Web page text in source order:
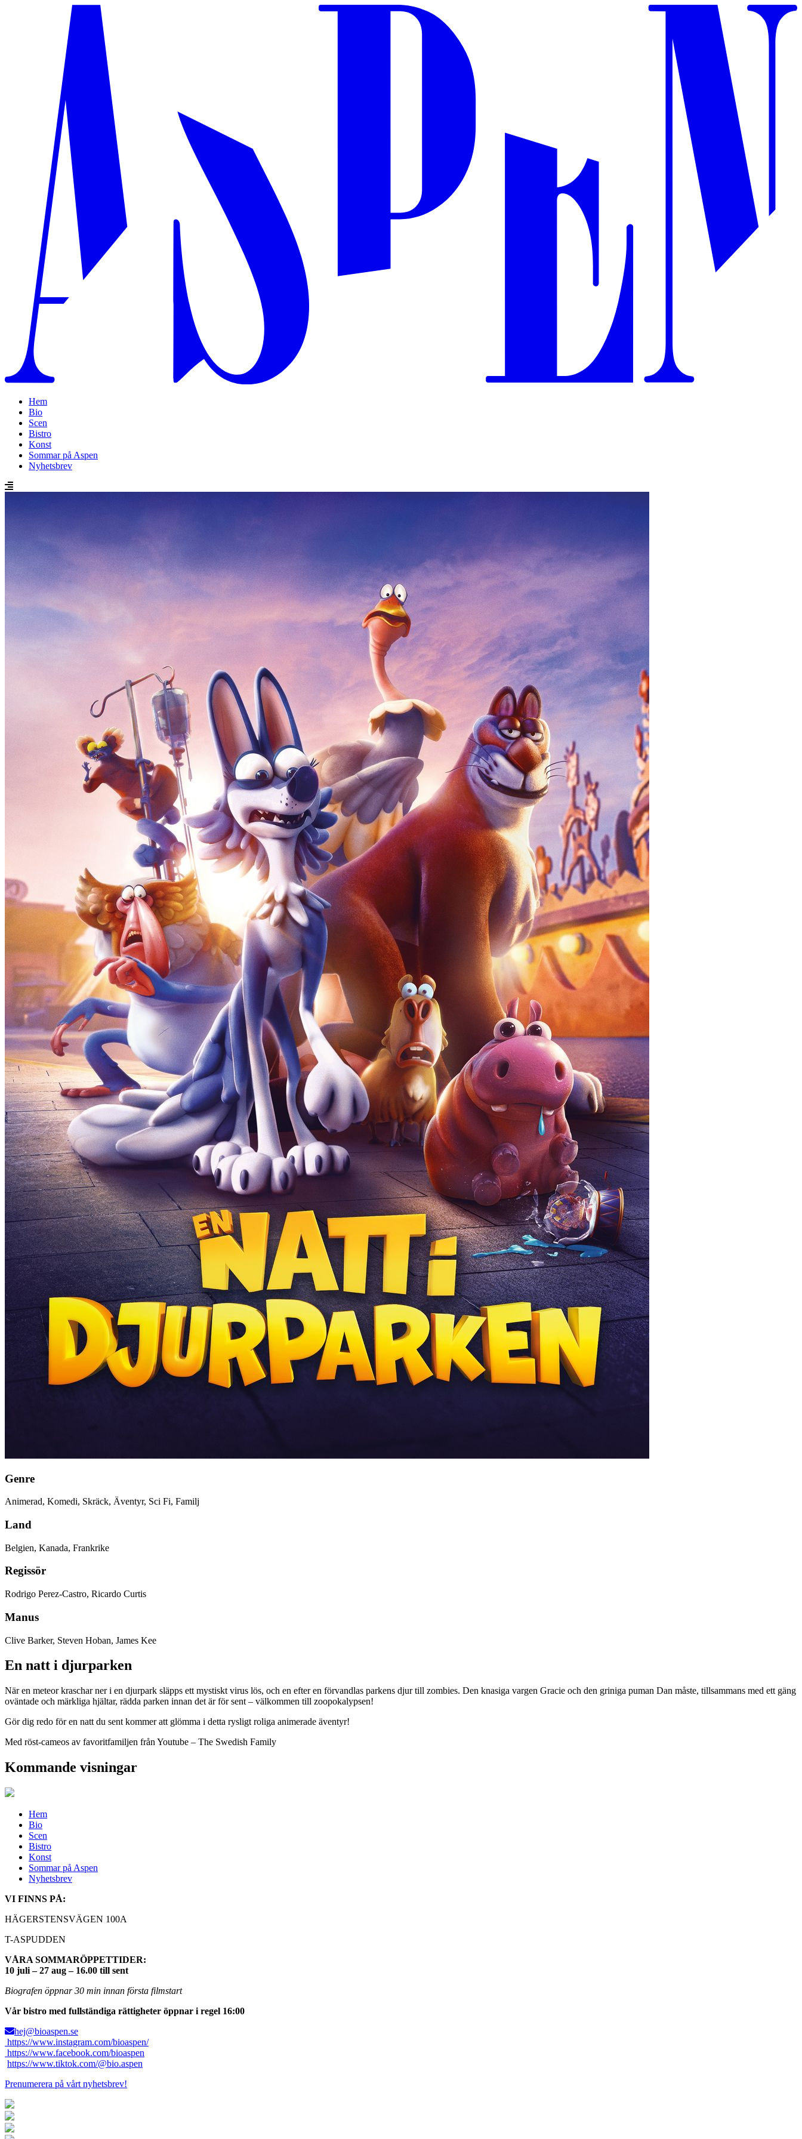
Hem
Bio
Scen
Bistro
Konst
Sommar på Aspen
Nyhetsbrev
Genre
Animerad, Komedi, Skräck, Äventyr, Sci Fi, Familj
Land
Belgien, Kanada, Frankrike
Regissör
Rodrigo Perez-Castro, Ricardo Curtis
Manus
Clive Barker, Steven Hoban, James Kee
En natt i djurparken
När en meteor kraschar ner i en djurpark släpps ett mystiskt virus lös, och en efter en förvandlas parkens djur till zombies. Den knasiga vargen Gracie och den griniga puman Dan måste, tillsammans med ett gäng
oväntade och märkliga hjältar, rädda parken innan det är för sent – välkommen till zoopokalypsen!
Gör dig redo för en natt du sent kommer att glömma i detta rysligt roliga animerade äventyr!
Med röst-cameos av favoritfamiljen från Youtube – The Swedish Family
Kommande visningar
Hem
Bio
Scen
Bistro
Konst
Sommar på Aspen
Nyhetsbrev
VI FINNS PÅ:
HÄGERSTENSVÄGEN 100A
T-ASPUDDEN
VÅRA SOMMARÖPPETTIDER:
10 juli – 27 aug – 16.00 till sent
Biografen öppnar 30 min innan första filmstart
Vår bistro med fullständiga rättigheter öppnar i regel 16:00
hej@bioaspen.se
https://www.instagram.com/bioaspen/
https://www.facebook.com/bioaspen
https://www.tiktok.com/@bio.aspen
Prenumerera på vårt nyhetsbrev!